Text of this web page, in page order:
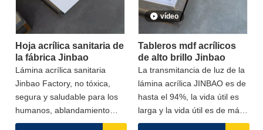
PVC.Entrega en 7-15 días,
35 líneas de producción,
producción las 24 horas del
día.
PVC.Entrega en 7-15 días,
35 líneas de producción,
producción las 24 horas del
día.
Hoja acrílica sanitaria de
la fábrica Jinbao
Lámina acrílica sanitaria
Jinbao Factory, no tóxica,
segura y saludable para los
humanos, ablandamiento
Vicat hasta 105, buena para
vídeo
Tableros mdf acrílicos
de alto brillo Jinbao
La transmitancia de luz de la
lámina acrílica JINBAO es de
hasta el 94%, la vida útil es
larga y la vida útil es de más
de 8 años. El precio es muy